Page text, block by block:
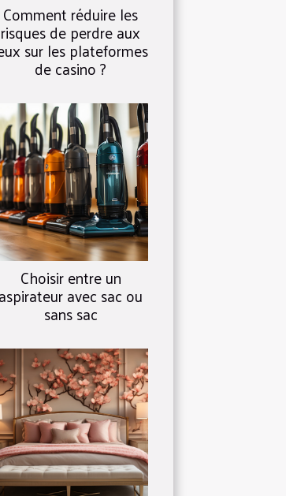
Comment réduire les
risques de perdre aux
sur les plateformes
de casino ?
Choisir entre un
aspirateur avec sac ou
sans sac